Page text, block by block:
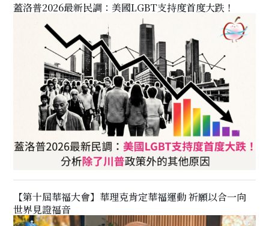
蓋洛普2026最新民調：美國LGBT支持度首度大跌！
【第十屆華福大會】華理克肯定華福運動 祈願以合一向
世界見證福音